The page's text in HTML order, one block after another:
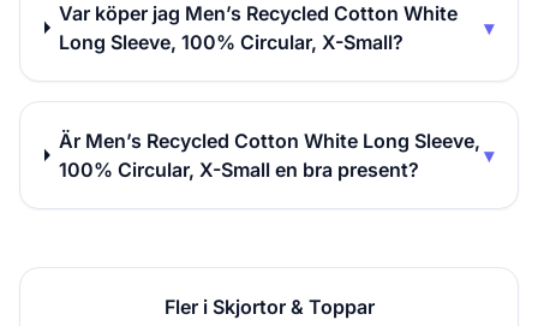
Var köper jag Men’s Recycled Cotton White
Long Sleeve, 100% Circular, X-Small?
▾
Är Men’s Recycled Cotton White Long Sleeve,
100% Circular, X-Small en bra present?
▾
Fler i Skjortor & Toppar